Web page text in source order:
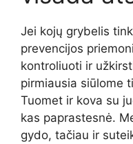
Jei kojų grybelis
prevencijos
kontroliuoti ir
pirmiausia siūlome
Tuomet ir kova su
kas paprastesnė.
gydo, tačiau ir